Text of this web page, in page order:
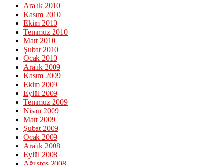
Aralık 2010
Kasım 2010
Ekim 2010
Temmuz 2010
Mart 2010
Şubat 2010
Ocak 2010
Aralık 2009
Kasım 2009
Ekim 2009
Eylül 2009
Temmuz 2009
Nisan 2009
Mart 2009
Şubat 2009
Ocak 2009
Aralık 2008
Eylül 2008
Ağustos 2008